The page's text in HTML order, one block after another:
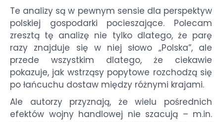
Te analizy są w pewnym sensie dla perspektyw
polskiej gospodarki pocieszające. Polecam
zresztą tę analizę nie tylko dlatego, że parę
razy znajduje się w niej słowo „Polska”, ale
przede wszystkim dlatego, że ciekawie
pokazuje, jak wstrząsy popytowe rozchodzą się
po łańcuchu dostaw między różnymi krajami.
Ale autorzy przyznają, że wielu pośrednich
efektów wojny handlowej nie szacują – m.in.